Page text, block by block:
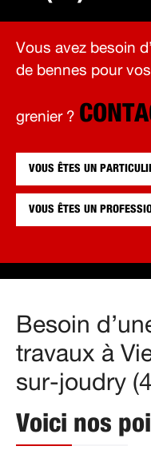
Vous avez besoin
de bennes pour
grenier ?
VOUS ÊTES UN
VOUS ÊTES UN
Besoin
travaux à
sur-joudry
Voici nos